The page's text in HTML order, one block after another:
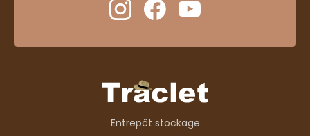
Entrepôt stockage